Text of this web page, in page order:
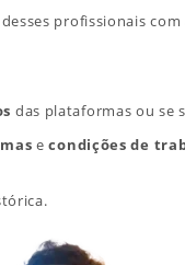
desses profissionais com
das plataformas ou se
econdições de